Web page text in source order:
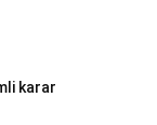
karar